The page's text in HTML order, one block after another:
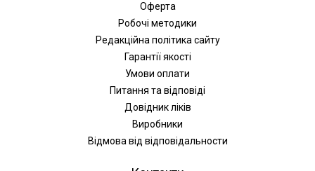
Оферта
Робочі методики
Редакційна політика сайту
Гарантії якості
Умови оплати
Питання та відповіді
Довідник ліків
Виробники
Відмова від відповідальности